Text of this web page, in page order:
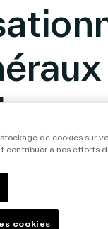
du
de cookies sur
contribuer à nos efforts
cookies